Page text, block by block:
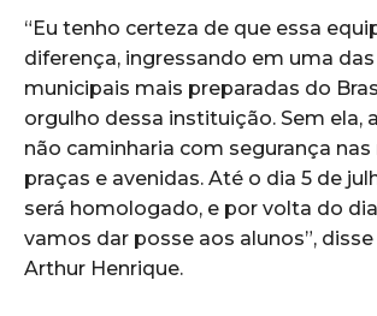
“Eu tenho certeza de que essa
diferença, ingressando em uma
municipais mais preparadas do
orgulho dessa instituição. Sem ela,
não caminharia com segurança nas
praças e avenidas. Até o dia 5 de
será homologado, e por volta do
vamos dar posse aos alunos”,
Arthur Henrique.